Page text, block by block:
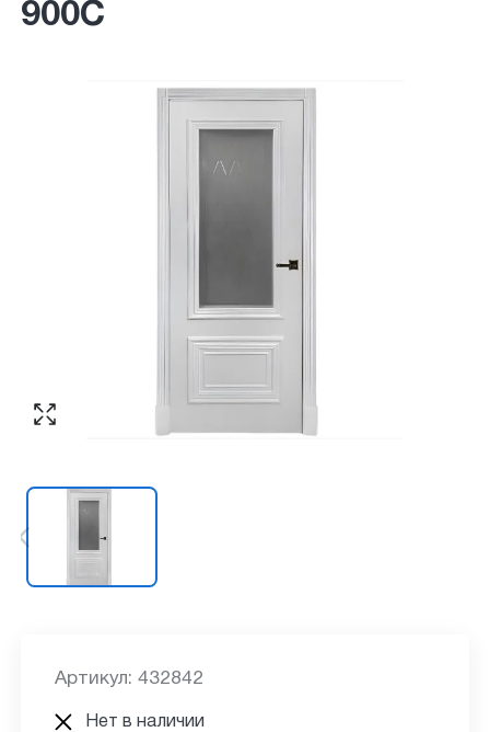
900С
Артикул: 432842
Нет в наличии
Согласен с обработкой персональных
ПЕРЕЗВОНИТЕ МНЕ
данных в соответствии с
КУПИТЬ